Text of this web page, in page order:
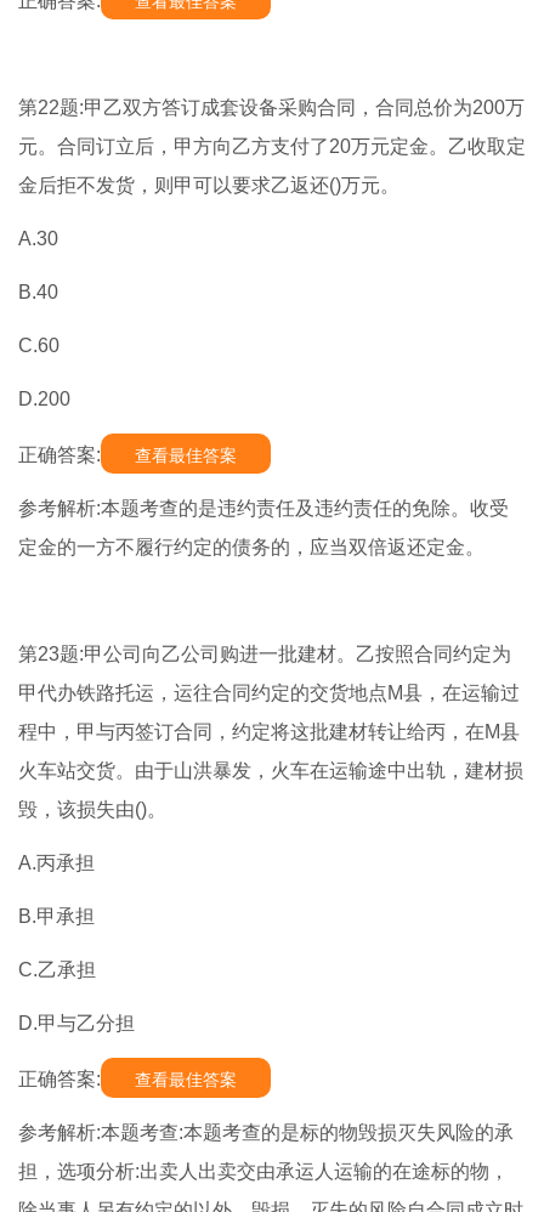
第22题:甲乙双方答订成套设备采购合同，合同总价为200万
元。合同订立后，甲方向乙方支付了20万元定金。乙收取定
金后拒不发货，则甲可以要求乙返还()万元。
A.30
B.40
C.60
D.200
正确答案: 查看最佳答案
参考解析:本题考查的是违约责任及违约责任的免除。收受
定金的一方不履行约定的债务的，应当双倍返还定金。
第23题:甲公司向乙公司购进一批建材。乙按照合同约定为
甲代办铁路托运，运往合同约定的交货地点M县，在运输过
程中，甲与丙签订合同，约定将这批建材转让给丙，在M县
火车站交货。由于山洪暴发，火车在运输途中出轨，建材损
毁，该损失由()。
A.丙承担
B.甲承担
C.乙承担
D.甲与乙分担
正确答案: 查看最佳答案
参考解析:本题考查:本题考查的是标的物毁损灭失风险的承
担，选项分析:出卖人出卖交由承运人运输的在途标的物，